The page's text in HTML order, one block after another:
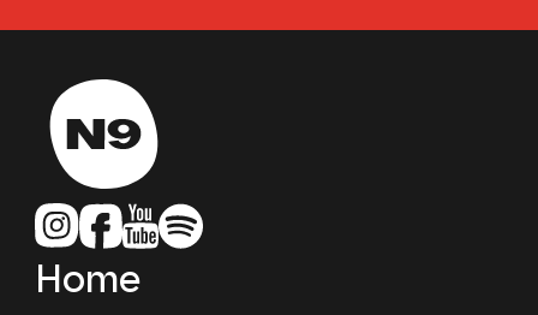
Home